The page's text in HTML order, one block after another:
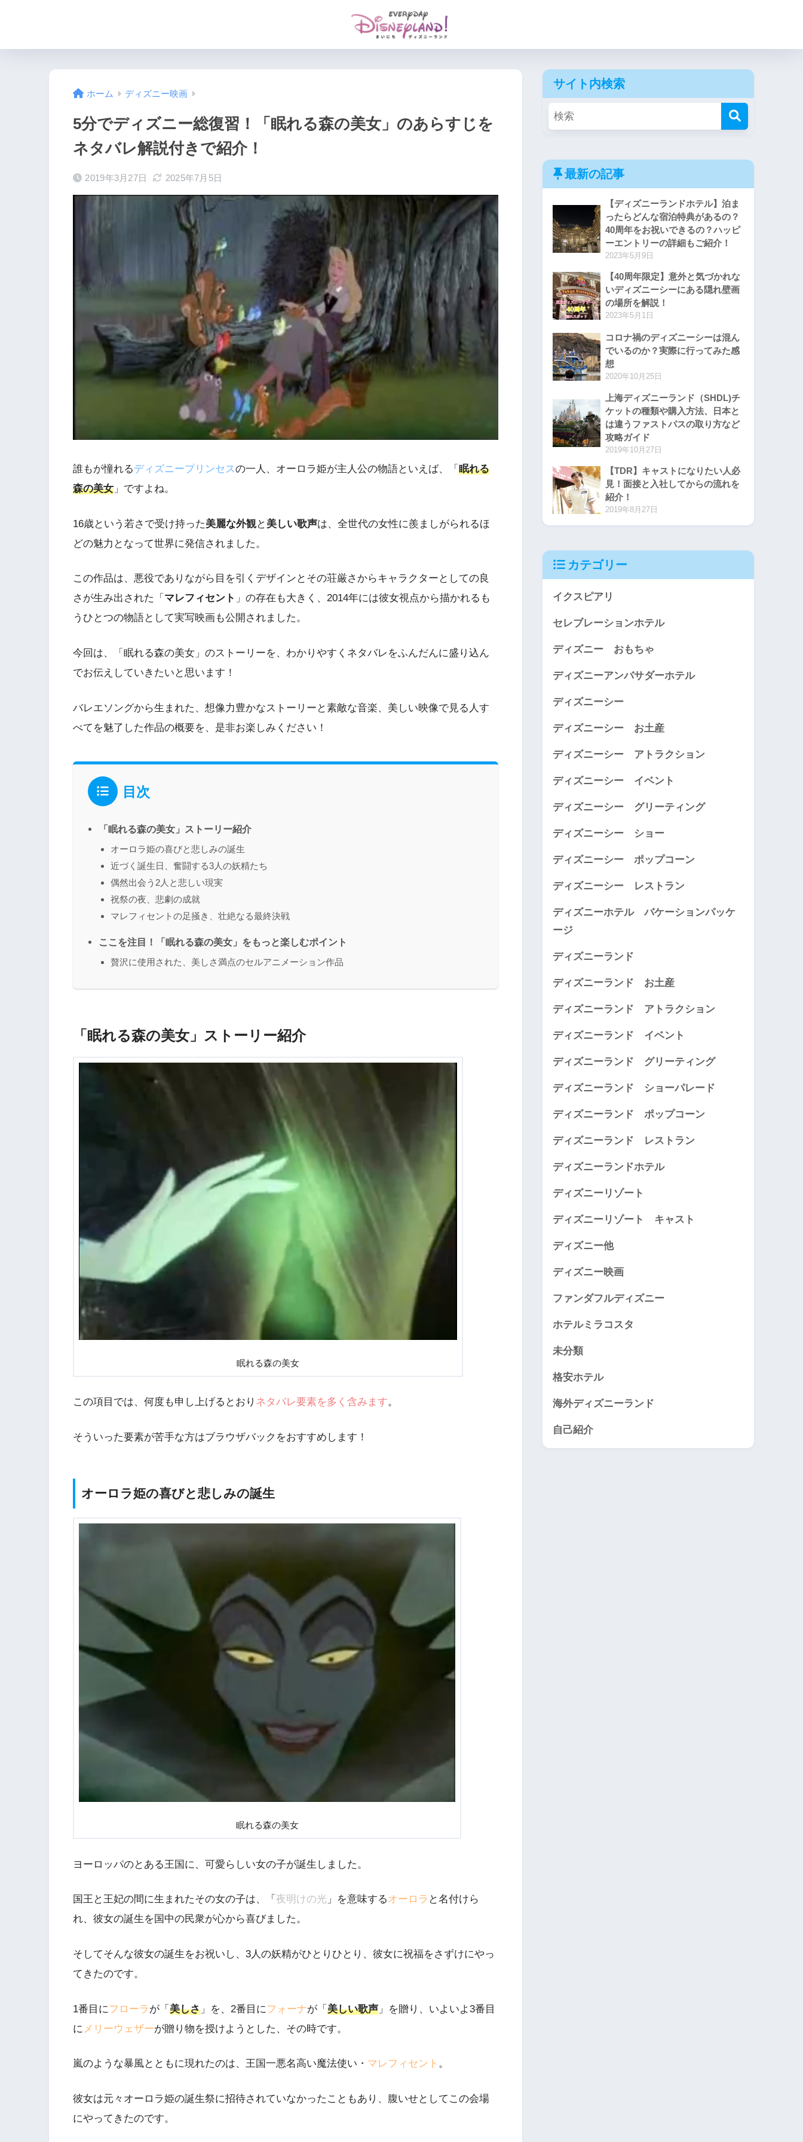
ホーム ディズニー映画
5分でディズニー総復習！「眠れる森の美女」のあらすじを
ネタバレ解説付きで紹介！
2019年3月27日 2025年7月5日
誰もが憧れるディズニープリンセスの一人、オーロラ姫が主人公の物語といえば、「 眠れる
森の美女 」ですよね。
16歳という若さで受け持った美麗な外観と 美しい歌声は、全世代の女性に羨ましがられるほ
どの魅力となって世界に発信されました。
この作品は、悪役でありながら目を引くデザインとその荘厳さからキャラクターとしての良
さが生み出された「 マレフィセント 」の存在も大きく、2014年には彼女視点から描かれるも
うひとつの物語として実写映画も公開されました。
今回は、「眠れる森の美女」のストーリーを、わかりやすくネタバレをふんだんに盛り込ん
でお伝えしていきたいと思います！
バレエソングから生まれた、想像力豊かなストーリーと素敵な音楽、美しい映像で見る人す
べてを魅了した作品の概要を、是非お楽しみください！
目次
「眠れる森の美女」ストーリー紹介
オーロラ姫の喜びと悲しみの誕生
近づく誕生日、奮闘する3人の妖精たち
偶然出会う2人と悲しい現実
祝祭の夜、悲劇の成就
マレフィセントの足掻き、壮絶なる最終決戦
ここを注目！「眠れる森の美女」をもっと楽しむポイント
贅沢に使用された、美しさ満点のセルアニメーション作品
「眠れる森の美女」ストーリー紹介
眠れる森の美女
この項目では、何度も申し上げるとおり ネタバレ要素を多く含みます。
そういった要素が苦手な方はブラウザバックをおすすめします！
オーロラ姫の喜びと悲しみの誕生
眠れる森の美女
ヨーロッパのとある王国に、可愛らしい女の子が誕生しました。
国王と王妃の間に生まれたその女の子は、「 夜明けの光 」を意味するオーロラ と名付けら
れ、彼女の誕生を国中の民衆が心から喜びました。
そしてそんな彼女の誕生をお祝いし、3人の妖精がひとりひとり、彼女に祝福をさずけにやっ
てきたのです。
1番目にフローラ が「 美しさ 」を、2番目にフォーナが「 美しい歌声 」を贈り、いよいよ3番目
に メリーウェザーが贈り物を授けようとした、その時です。
嵐のような暴風とともに現れたのは、王国一悪名高い魔法使い・ マレフィセント 。
彼女は元々オーロラ姫の誕生祭に招待されていなかったこともあり、腹いせとしてこの会場
にやってきたのです。
サイト内検索
最新の記事
【ディズニーランドホテル】泊ま
ったらどんな宿泊特典があるの？
40周年をお祝いできるの？ハッピ
ーエントリーの詳細もご紹介！
2023年5月9日
【40周年限定】意外と気づかれな
いディズニーシーにある隠れ壁画
の場所を解説！
2023年5月1日
コロナ禍のディズニーシーは混ん
でいるのか？実際に行ってみた感
想
2020年10月25日
上海ディズニーランド（SHDL)チ
ケットの種類や購入方法、日本と
は違うファストパスの取り方など
攻略ガイド
2019年10月27日
【TDR】キャストになりたい人必
見！面接と入社してからの流れを
紹介！
2019年8月27日
カテゴリー
イクスピアリ
セレブレーションホテル
ディズニー おもちゃ
ディズニーアンバサダーホテル
ディズニーシー
ディズニーシー お土産
ディズニーシー アトラクション
ディズニーシー イベント
ディズニーシー グリーティング
ディズニーシー ショー
ディズニーシー ポップコーン
ディズニーシー レストラン
ディズニーホテル バケーションパッケ
ージ
ディズニーランド
ディズニーランド お土産
ディズニーランド アトラクション
ディズニーランド イベント
ディズニーランド グリーティング
ディズニーランド ショーパレード
ディズニーランド ポップコーン
ディズニーランド レストラン
ディズニーランドホテル
ディズニーリゾート
ディズニーリゾート キャスト
ディズニー他
ディズニー映画
ファンダフルディズニー
ホテルミラコスタ
未分類
格安ホテル
海外ディズニーランド
自己紹介